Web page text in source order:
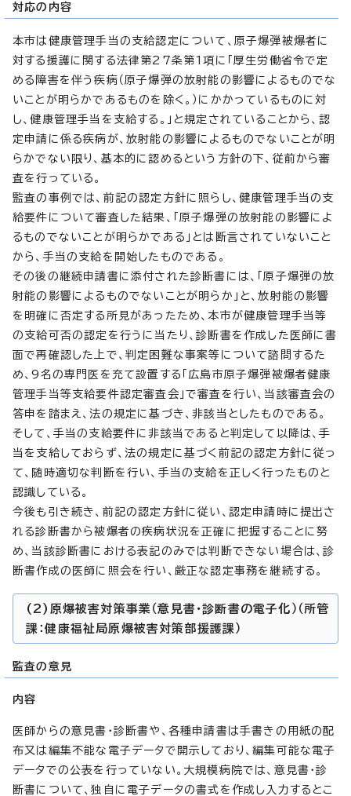
対応の内容
本市は健康管理手当の支給認定について、原子爆弾被爆者に
対する援護に関する法律第27条第1項に「厚生労働省令で定
める障害を伴う疾病（原子爆弾の放射能の影響によるものでな
いことが明らかであるものを除く。）にかかっているものに対
し、健康管理手当を支給する。」と規定されていることから、認
定申請に係る疾病が、放射能の影響によるものでないことが明
らかでない限り、基本的に認めるという方針の下、従前から審
査を行っている。
監査の事例では、前記の認定方針に照らし、健康管理手当の支
給要件について審査した結果、「原子爆弾の放射能の影響によ
るものでないことが明らかである」とは断言されていないこと
から、手当の支給を開始したものである。
その後の継続申請書に添付された診断書には、「原子爆弾の放
射能の影響によるものでないことが明らか」と、放射能の影響
を明確に否定する所見があったため、本市が健康管理手当等
の支給可否の認定を行うに当たり、診断書を作成した医師に書
面で再確認した上で、判定困難な事案等について諮問するた
め、9名の専門医を充て設置する「広島市原子爆弾被爆者健康
管理手当等支給要件認定審査会」で審査を行い、当該審査会の
答申を踏まえ、法の規定に基づき、非該当としたものである。
そして、手当の支給要件に非該当であると判定して以降は、手
当を支給しておらず、法の規定に基づく前記の認定方針に従っ
て、随時適切な判断を行い、手当の支給を正しく行ったものと
認識している。
今後も引き続き、前記の認定方針に従い、認定申請時に提出さ
れる診断書から被爆者の疾病状況を正確に把握することに努
め、当該診断書における表記のみでは判断できない場合は、診
断書作成の医師に照会を行い、厳正な認定事務を継続する。
(2)原爆被害対策事業（意見書・診断書の電子化）（所管
課：健康福祉局原爆被害対策部援護課）
監査の意見
内容
医師からの意見書・診断書や、各種申請書は手書きの用紙の配
布又は編集不能な電子データで開示しており、編集可能な電子
データでの公表を行っていない。大規模病院では、意見書・診
断書について、独自に電子データの書式を作成し入力するとこ